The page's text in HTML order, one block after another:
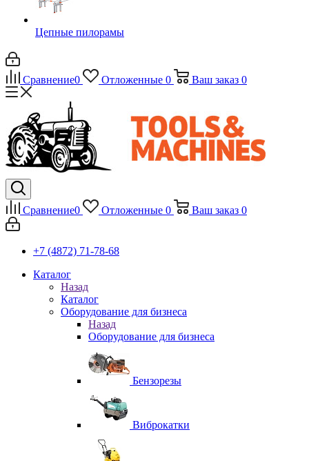
Цепные пилорамы
Сравнение0 Отложенные 0 Ваш заказ 0
Сравнение0 Отложенные 0 Ваш заказ 0
+7 (4872) 71-78-68
Каталог
Назад
Каталог
Оборудование для бизнеса
Назад
Оборудование для бизнеса
Бензорезы
Виброкатки